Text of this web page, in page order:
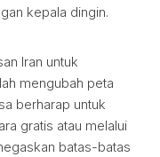
kepala dingin.
Iran untuk
mengubah peta
berharap untuk
gratis atau melalui
batas-batas